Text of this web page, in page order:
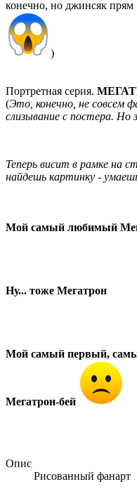
конечно, но джинсяк
)
Портретная серия.
(Это, конечно, не совсем
слизывание с постера. Но
Теперь висит в рамке на
найдешь картинку -
Мой самый любимый
Ну... тоже Мегатрон
Мой самый первый,
Мегатрон-бей
Опис
Рисованный фанарт